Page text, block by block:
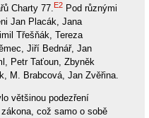
Charty 77.E2Pod různými
Jan Placák, Jana
Třešňák, Tereza
Jiří Bednář, Jan
Petr Taťoun, Zbyněk
M. Brabcová, Jan Zvěřina.
většinou podezření
což samo o sobě